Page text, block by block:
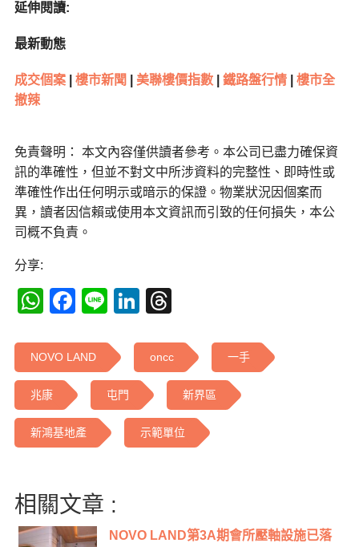
延伸閱讀:
最新動態
成交個案| 樓市新聞 美聯樓價指數| 鐵路盤行情|
樓市全
撤辣
免責聲明： 本文內容僅供讀者參考。本公司已盡力確保資
訊的準確性，但並不對文中所涉資料的完整性、即時性或
準確性作出任何明示或暗示的保證。物業狀況因個案而
異，讀者因信賴或使用本文資訊而引致的任何損失，本公
司概不負責。
分享:
WhatsApp
Facebook
LineLinkedIn
NOVO LAND oncc 一手
兆康 屯門 新界區
新鴻基地產 示範單位
相關文章 :
NOVO LAND第3A期會所壓軸設施已落